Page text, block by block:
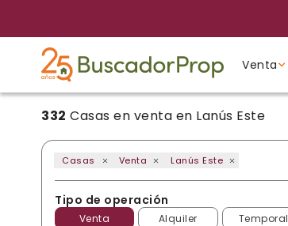
Venta
Tipo de propiedad
Tipo de propiedad
Tipo de propiedad
332 Casas en venta en Lanús Este
Casas Venta Lanús Este
Tipo de operación
Venta Alquiler Temporal